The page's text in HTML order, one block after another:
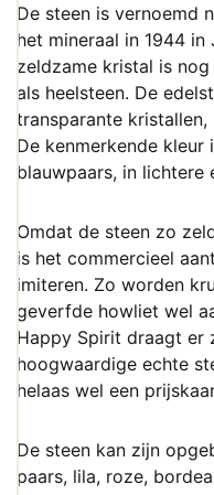
De steen is vernoemd
het mineraal in 1944
zeldzame kristal is
als heelsteen. De
transparante
De kenmerkende
blauwpaars, in lichtere
Omdat de steen zo
is het commercieel
imiteren. Zo worden
geverfde howliet wel
Happy Spirit draagt er
hoogwaardige echte
helaas wel een
De steen kan zijn
paars, lila, roze,